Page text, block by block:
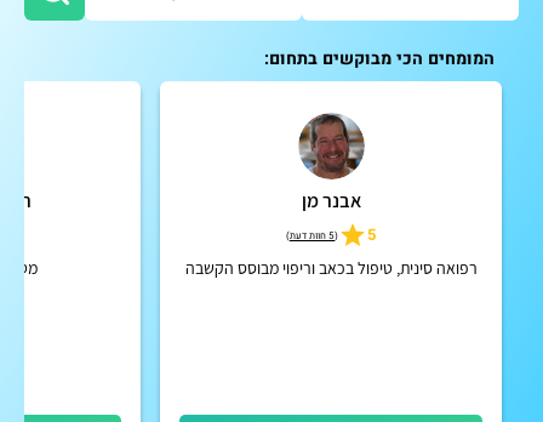
המומחים הכי מבוקשים בתחום:
אבנר מן
5
(5 חוות דעת )
רפואה סינית, טיפול בכאב וריפוי מבוסס הקשבה